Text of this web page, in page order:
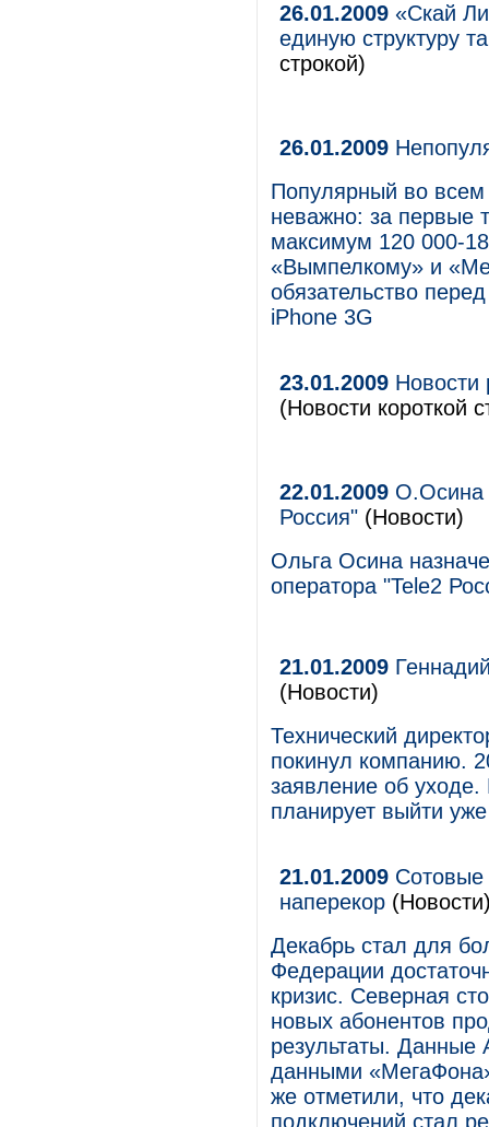
26.01.2009 «Скай
единую структуру
строкой)
26.01.2009
Популярный во
неважно: за первые
максимум 120 000-
«Вымпелкому» и
обязательство
iPhone 3G
23.01.2009 Новости
(Новости короткой
22.01.2009 О.Осина
Россия" (Новости)
Ольга Осина
оператора "Tele2
21.01.2009
(Новости)
Технический
покинул компанию.
заявление об
планирует выйти
21.01.2009 Сотовые
наперекор
Декабрь стал для
Федерации
кризис. Северная
новых абонентов
результаты. Данные
данными
же отметили, что
подключений стал